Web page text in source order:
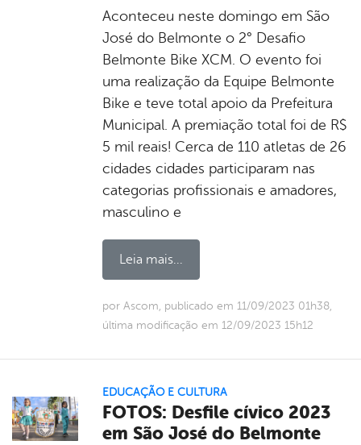
Aconteceu neste domingo em São
José do Belmonte o 2° Desafio
Belmonte Bike XCM. O evento foi
uma realização da Equipe Belmonte
Bike e teve total apoio da Prefeitura
Municipal. A premiação total foi de R$
5 mil reais! Cerca de 110 atletas de 26
cidades cidades participaram nas
categorias profissionais e amadores,
masculino e
Leia mais...
por Ascom, publicado em 11/09/2023 01h38,
última modificação em 12/09/2023 15h12
EDUCAÇÃO E CULTURA
FOTOS: Desfile cívico 2023
em São José do Belmonte